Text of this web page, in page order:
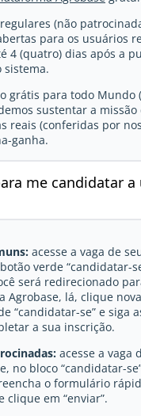
(não
para os usuários
4 (quatro) dias após a
sistema.
grátis para todo Mundo
sustentar a
reais (conferidas por
ganha.
me candidatar a
acesse a vaga de
verde “candidatar-
será redirecionado
Agrobase, lá, clique
“candidatar-se” e siga
a sua inscrição.
acesse a vaga
no bloco “candidatar-
o formulário
clique em “enviar”.